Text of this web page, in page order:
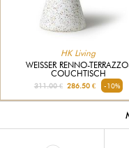
HK Living
WEISSER RENNO-TERRAZZO-
OUCHTISCH
311.00 €286.50 € -10%